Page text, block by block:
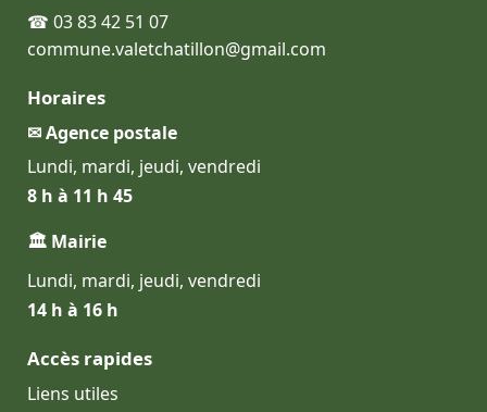
☎ 03 83 42 51 07
commune.valetchatillon@gmail.com
Horaires
✉ Agence postale
Lundi, mardi, jeudi, vendredi
8 h à 11 h 45
🏛 Mairie
Lundi, mardi, jeudi, vendredi
14 h à 16 h
Accès rapides
Liens utiles